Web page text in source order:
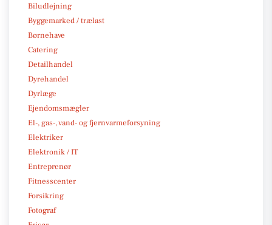
Biludlejning
Byggemarked / trælast
Børnehave
Catering
Detailhandel
Dyrehandel
Dyrlæge
Ejendomsmægler
El-, gas-, vand- og fjernvarmeforsyning
Elektriker
Elektronik / IT
Entreprenør
Fitnesscenter
Forsikring
Fotograf